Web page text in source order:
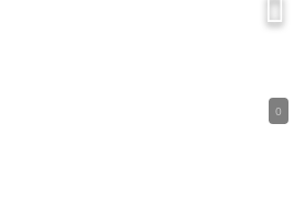
0